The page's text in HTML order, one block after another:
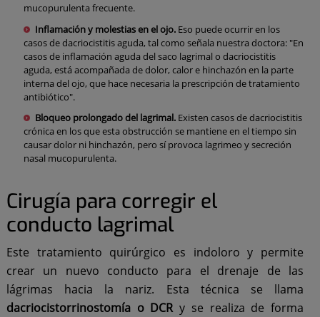
mucopurulenta frecuente.
Inflamación y molestias en el ojo. Eso puede ocurrir en los
casos de dacriocistitis aguda, tal como señala nuestra doctora: "En
casos de inflamación aguda del saco lagrimal o dacriocistitis
aguda, está acompañada de dolor, calor e hinchazón en la parte
interna del ojo, que hace necesaria la prescripción de tratamiento
antibiótico".
Bloqueo prolongado del lagrimal.Existen casos de dacriocistitis
crónica en los que esta obstrucción se mantiene en el tiempo sin
causar dolor ni hinchazón, pero sí provoca lagrimeo y secreción
nasal mucopurulenta.
Cirugía para corregir el
conducto lagrimal
Este tratamiento quirúrgico es indoloro y permite
crear un nuevo conducto para el drenaje de las
lágrimas hacia la nariz. Esta técnica se llama
dacriocistorrinostomía o DCRy se realiza de forma